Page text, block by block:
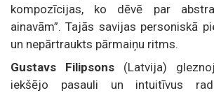
kompozīcijas, ko dēvē par
ainavām”. Tajās savijas personiskā
un nepārtraukts pārmaiņu ritms.
Gustavs Filipsons (Latvija)
iekšējo pasauli un intuitīvus